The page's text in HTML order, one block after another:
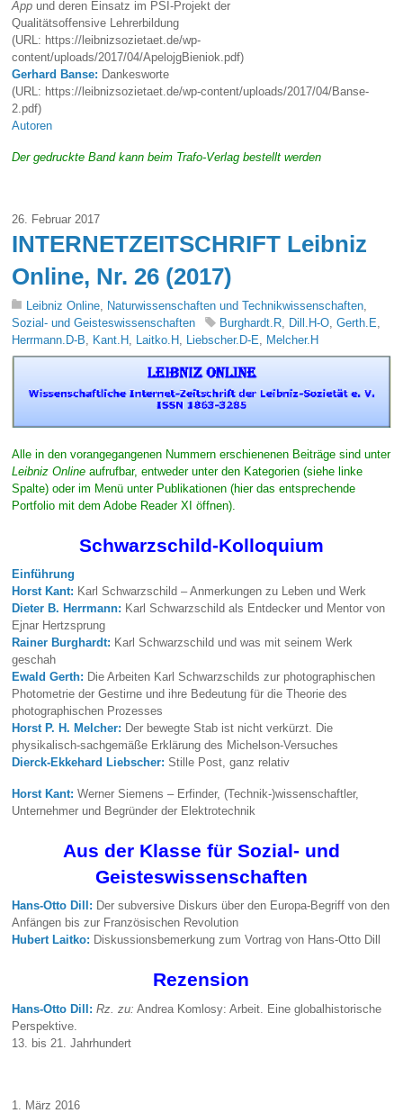
Appund deren Einsatz im PSI-Projekt der
Qualitätsoffensive Lehrerbildung
(URL: https://leibnizsozietaet.de/wp-
content/uploads/2017/04/ApelojgBieniok.pdf)
Gerhard Banse: Dankesworte
(URL: https://leibnizsozietaet.de/wp-content/uploads/2017/04/Banse-
2.pdf)
Autoren
Der gedruckte Band kann beim Trafo-Verlag bestellt werden
26. Februar 2017
INTERNETZEITSCHRIFT Leibniz
Online, Nr. 26 (2017)
Leibniz Online Naturwissenschaften und Technikwissenschaften
Sozial- und Geisteswissenschaften
Burghardt.R Dill.H-O ,Gerth.E
Herrmann.D-B
Kant.H Laitko.H Liebscher.D-E Melcher.H
Alle in den vorangegangenen Nummern erschienenen Beiträge sind unter
Leibniz Online aufrufbar, entweder unter den Kategorien (siehe linke
Spalte) oder im Menü unter Publikationen (hier das entsprechende
Portfolio mit dem Adobe Reader XI öffnen).
Schwarzschild-Kolloquium
Einführung
Horst Kant: Karl Schwarzschild – Anmerkungen zu Leben und Werk
Dieter B. Herrmann: Karl Schwarzschild als Entdecker und Mentor von
Ejnar Hertzsprung
Rainer Burghardt: Karl Schwarzschild und was mit seinem Werk
geschah
Ewald Gerth: Die Arbeiten Karl Schwarzschilds zur photographischen
Photometrie der Gestirne und ihre Bedeutung für die Theorie des
photographischen Prozesses
Horst P. H. Melcher: Der bewegte Stab ist nicht verkürzt. Die
physikalisch-sachgemäße Erklärung des Michelson-Versuches
Dierck-Ekkehard Liebscher: Stille Post, ganz relativ
Horst Kant: Werner Siemens – Erfinder, (Technik-)wissenschaftler,
Unternehmer und Begründer der Elektrotechnik
Aus der Klasse für Sozial- und
Geisteswissenschaften
Hans-Otto Dill: Der subversive Diskurs über den Europa-Begriff von den
Anfängen bis zur Französischen Revolution
Hubert Laitko: Diskussionsbemerkung zum Vortrag von Hans-Otto Dill
Rezension
Hans-Otto Dill: Rz. zu: Andrea Komlosy: Arbeit. Eine globalhistorische
Perspektive.
13. bis 21. Jahrhundert
1. März 2016